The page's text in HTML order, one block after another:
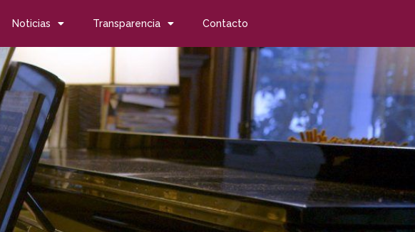
Noticias Transparencia Contacto